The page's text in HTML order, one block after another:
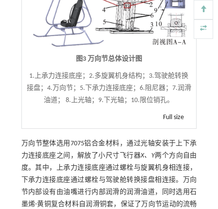
图3 万向节总体设计图
1.上承力连接底座；2.多旋翼机身结构；3.驾驶舱转换
接盘；4.万向节；5.下承力连接底座；6.阻尼器；7.润滑
油道； 8.上光轴；9.下光轴；10.限位销孔。
Full size
万向节整体选用7075铝合金材料，通过光轴安装于上下承
力连接底座之间，解放了小尺寸飞行器X、Y两个方向自由
度。其中，上承力连接底座通过螺栓与旋翼机身相连接，
下承力连接底座通过螺栓与驾驶舱转换接盘相连接。万向
节内部设有由油嘴进行内部润滑的润滑油道，同时选用石
墨烯-黄铜复合材料自润滑铜套，保证了万向节运动的流畅